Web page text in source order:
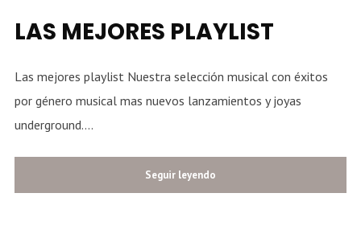
LAS MEJORES PLAYLIST
Las mejores playlist Nuestra selección musical con éxitos
por género musical mas nuevos lanzamientos y joyas
underground....
Seguir leyendo